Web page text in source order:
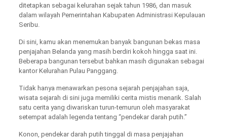
ditetapkan sebagai kelurahan sejak tahun 1986, dan masuk
dalam wilayah Pemerintahan Kabupaten Administrasi Kepulauan
Seribu.
Di sini, kamu akan menemukan banyak bangunan bekas masa
penjajahan Belanda yang masih berdiri kokoh hingga saat ini.
Beberapa bangunan tersebut bahkan masih digunakan sebagai
kantor Kelurahan Pulau Panggang.
Tidak hanya menawarkan pesona sejarah penjajahan saja,
wisata sejarah di sini juga memiliki cerita mistis menarik. Salah
satu cerita yang diwariskan turun-temurun oleh masyarakat
setempat adalah legenda tentang “pendekar darah putih.”
Konon, pendekar darah putih tinggal di masa penjajahan